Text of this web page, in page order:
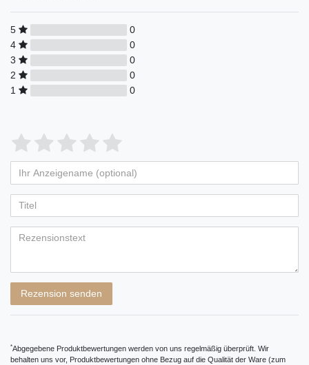
5
0
4
0
3
0
2
0
1
0
Bewertungssterne
von
5
Bewertungssternen
4
von
5
Bewertungssternen
3
von
5
Bewertungssternen
2
von
5
Bewertungssternen
1
von
5
Bewertungssternen
Anzeigename
(optional)
Rezension senden
*Abgegebene Produktbewertungen werden von uns regelmäßig überprüft. Wir
behalten uns vor, Produktbewertungen ohne Bezug auf die Qualität der Ware (zum